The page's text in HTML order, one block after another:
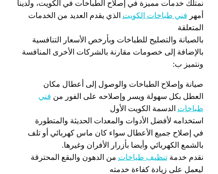
نمتلك خدمات مميزة في إصلاح الطباخات في الكويت، ولدينا
أمهر فني طباخات الكويت الذي يقدم العديد من الخدمات
المتعلقة
بالصيانة والتصليح للطباخات وبأرخص الأسعار التنافسية
بالإضافة إلى خصومات مقارنة بالشركات الأخرى المنافسة
ونتميز ب:
صيانة وإصلاح الطباخات والوصول إلى أعطال مكان
العطل بكل سهولة ويسر وإصلاحه على الفور من فني
طباخات الدسمة الكويت الأول
استخدامه لأفضل الأدوات والمعدات الحديثة والمتطورة
في إصلاح جميع الأعطال سواء كان ماس كهربائي أو تلف
بالشمع الكهربائي وأيضا بأزرار الأفران وغيرها.
نقدم خدمة تنظيف طباخات من الدهون والبقع المحترقة
ليعمل على زيادة كفاءة خدمته